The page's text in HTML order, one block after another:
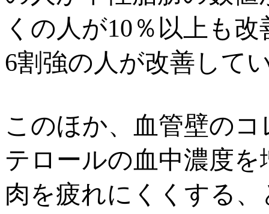
くの人が10％以上も
6割強の人が改善して
このほか、血管壁の
テロールの血中濃度
肉を疲れにくくする